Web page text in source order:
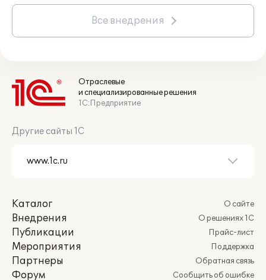
Все внедрения
Отраслевые
и специализированные решения
1С:Предприятие
Другие сайты 1С
Каталог
Внедрения
Публикации
Мероприятия
Партнеры
Форум
О сайте
О решениях 1С
Прайс-лист
Поддержка
Обратная связь
Сообщить об ошибке